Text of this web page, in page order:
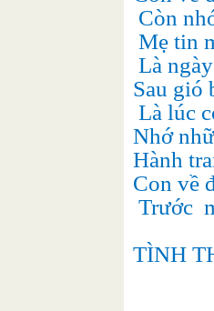
Còn
Mẹ tin
Là
Sau gió
Là lúc
Nhớ
Hành
Con về
Trước
TÌNH